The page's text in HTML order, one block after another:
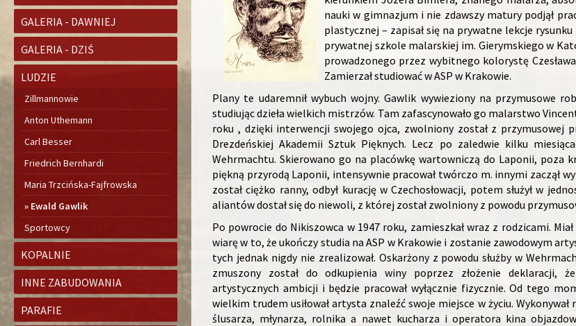
GALERIA - DAWNIEJ
GALERIA - DZIŚ
LUDZIE
Zillmannowie
Anton Uthemann
Carl Besser
Friedrich Bernhardi
Maria Trzcińska-Fajfrowska
Ewald Gawlik
Sportowcy
KOPALNIE
INNE ZABUDOWANIA
PARAFIE
nauki w gimnazjum i nie zdawszy matury podjął
plastycznej – zapisał się na prywatne lekcje
prywatnej szkole malarskiej im. Gierymskiego w
prowadzonego przez wybitnego kolorystę
Zamierzał studiować w ASP w Krakowie.
Plany te udaremnił wybuch wojny. Gawlik wywieziony na przymusowe
studiując dzieła wielkich mistrzów. Tam zafascynowało go malarstwo
roku , dzięki interwencji swojego ojca, zwolniony został z przymusowej
Drezdeńskiej Akademii Sztuk Pięknych. Lecz po zaledwie kilku
Wehrmachtu. Skierowano go na placówkę wartowniczą do Laponii, poza
piękną przyrodą Laponii, intensywnie pracował twórczo m. innymi zaczął
został ciężko ranny, odbył kurację w Czechosłowacji, potem służył w
aliantów dostał się do niewoli, z której został zwolniony z powodu
Po powrocie do Nikiszowca w 1947 roku, zamieszkał wraz z rodzicami.
wiarę w to, że ukończy studia na ASP w Krakowie i zostanie zawodowym
tych jednak nigdy nie zrealizował. Oskarżony z powodu służby w
zmuszony został do odkupienia winy poprzez złożenie deklaracji,
artystycznych ambicji i będzie pracował wyłącznie fizycznie. Od tego
wielkim trudem usiłował artysta znaleźć swoje miejsce w życiu. Wykonywał
ślusarza, młynarza, rolnika a nawet kucharza i operatora kina